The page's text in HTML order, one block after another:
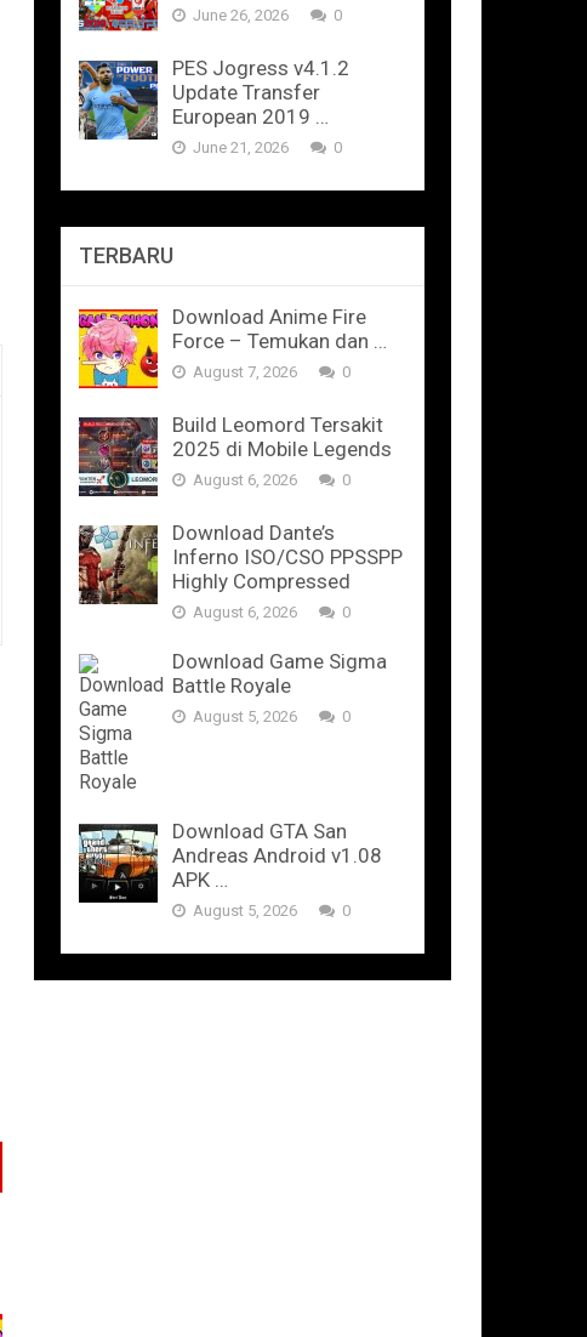
June 26, 2026 0
PES Jogress v4.1.2
Update Transfer
European 2019 …
June 21, 2026 0
TERBARU
Download Anime Fire
Force – Temukan dan …
August 7, 2026 0
Build Leomord Tersakit
2025 di Mobile Legends
August 6, 2026 0
Download Dante’s
Inferno ISO/CSO PPSSPP
Highly Compressed
August 6, 2026 0
Download Game Sigma
Battle Royale
August 5, 2026 0
Download GTA San
Andreas Android v1.08
APK …
August 5, 2026 0